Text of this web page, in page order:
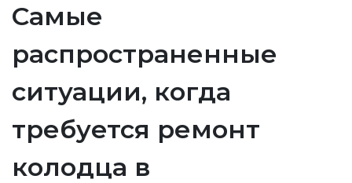
Самые
распространенные
ситуации, когда
требуется ремонт
колодца в